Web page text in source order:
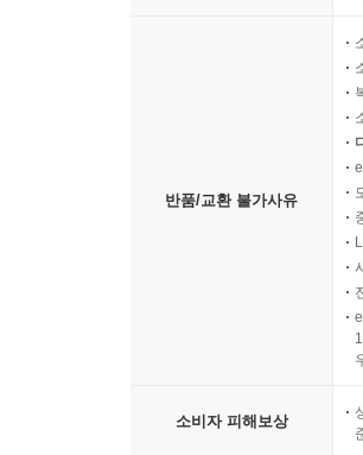
반품/교환 불가사유
소비자 피해보상